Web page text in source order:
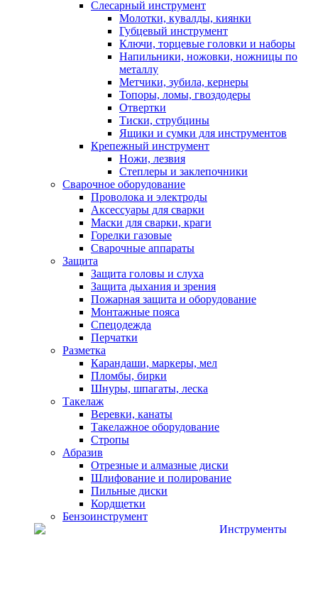
Слесарный инструмент
Молотки, кувалды, киянки
Губцевый инструмент
Ключи, торцевые головки и наборы
Напильники, ножовки, ножницы по
металлу
Метчики, зубила, кернеры
Топоры, ломы, гвоздодеры
Отвертки
Тиски, струбцины
Ящики и сумки для инструментов
Крепежный инструмент
Ножи, лезвия
Степлеры и заклепочники
Сварочное оборудование
Проволока и электроды
Аксессуары для сварки
Маски для сварки, краги
Горелки газовые
Сварочные аппараты
Защита
Защита головы и слуха
Защита дыхания и зрения
Пожарная защита и оборудование
Монтажные пояса
Спецодежда
Перчатки
Разметка
Карандаши, маркеры, мел
Пломбы, бирки
Шнуры, шпагаты, леска
Такелаж
Веревки, канаты
Такелажное оборудование
Стропы
Абразив
Отрезные и алмазные диски
Шлифование и полирование
Пильные диски
Кордщетки
Бензоинструмент